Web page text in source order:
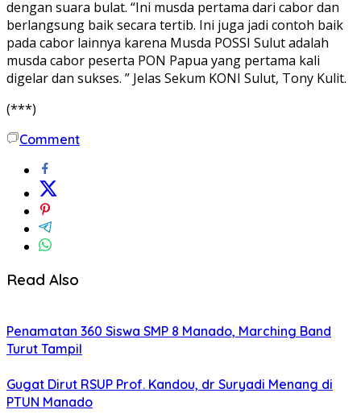
dengan suara bulat. “Ini musda pertama dari cabor dan
berlangsung baik secara tertib. Ini juga jadi contoh baik
pada cabor lainnya karena Musda POSSI Sulut adalah
musda cabor peserta PON Papua yang pertama kali
digelar dan sukses. ” Jelas Sekum KONI Sulut, Tony Kulit.
(***)
Comment
Read Also
Penamatan 360 Siswa SMP 8 Manado, Marching Band
Turut Tampil
Gugat Dirut RSUP Prof. Kandou, dr Suryadi Menang di
PTUN Manado